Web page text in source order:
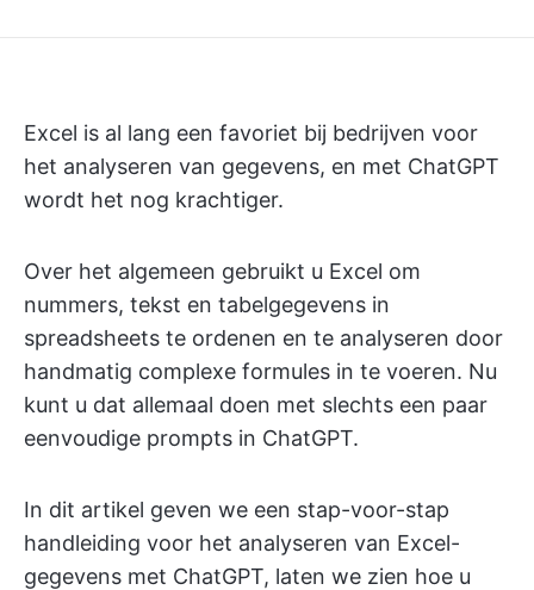
Excel is al lang een favoriet bij bedrijven voor
het analyseren van gegevens, en met ChatGPT
wordt het nog krachtiger.
Over het algemeen gebruikt u Excel om
nummers, tekst en tabelgegevens in
spreadsheets te ordenen en te analyseren door
handmatig complexe formules in te voeren. Nu
kunt u dat allemaal doen met slechts een paar
eenvoudige prompts in ChatGPT.
In dit artikel geven we een stap-voor-stap
handleiding voor het analyseren van Excel-
gegevens met ChatGPT, laten we zien hoe u